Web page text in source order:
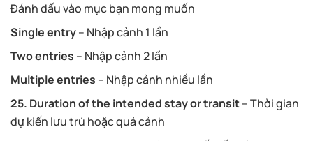
Đánh dấu vào mục bạn mong muốn
Single entry– Nhập cảnh 1 lần
Two entries – Nhập cảnh 2 lần
Multiple entries – Nhập cảnh nhiều lần
25. Duration of the intended stay or transit– Thời gian
dự kiến ​​lưu trú hoặc quá cảnh